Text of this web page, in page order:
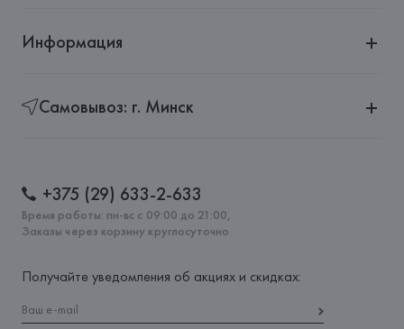
Информация
Самовывоз: г. Минск
+375 (29) 633-2-633
Время работы: пн-вс с 09:00 до 21:00,
Заказы через корзину круглосуточно
Получайте уведомления об акциях и скидках: